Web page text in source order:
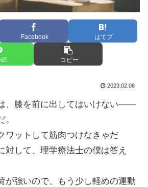
Facebook はてブ
コピー
2023.02.08
、膝を前に出してはいけない――
ワットして筋肉つけなきゃだ
対して、理学療法士の僕は答え
が強いので、もう少し軽めの運動